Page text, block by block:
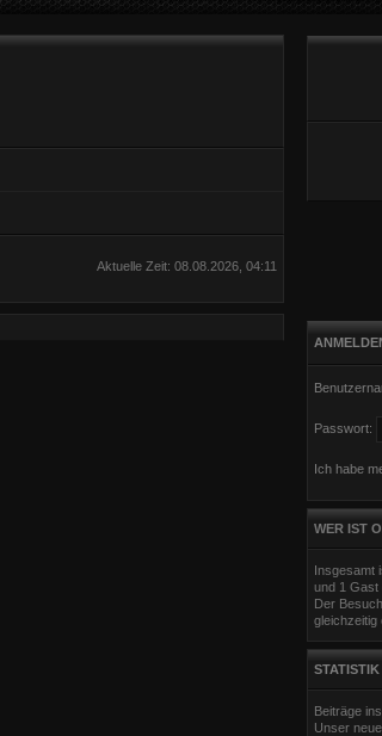
Aktuelle Zeit: 08.08.2026, 04:11
Passwort:
Ich habe
WER IST
Insgesamt
und 1 Gast
Der
gleichzeitig
STATISTIK
Beiträge
Unser